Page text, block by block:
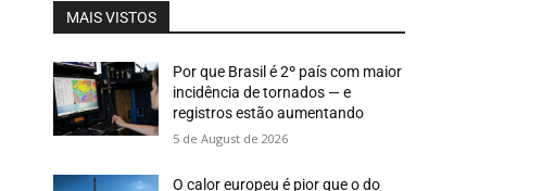
MAIS VISTOS
Por que Brasil é 2º país com maior
incidência de tornados — e
registros estão aumentando
5 de August de 2026
O calor europeu é pior que o do